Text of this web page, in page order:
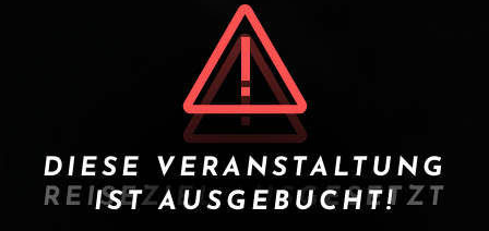
REISEZIEL AUSGESETZT
DIESE VERANSTALTUNG
IST AUSGEBUCHT!